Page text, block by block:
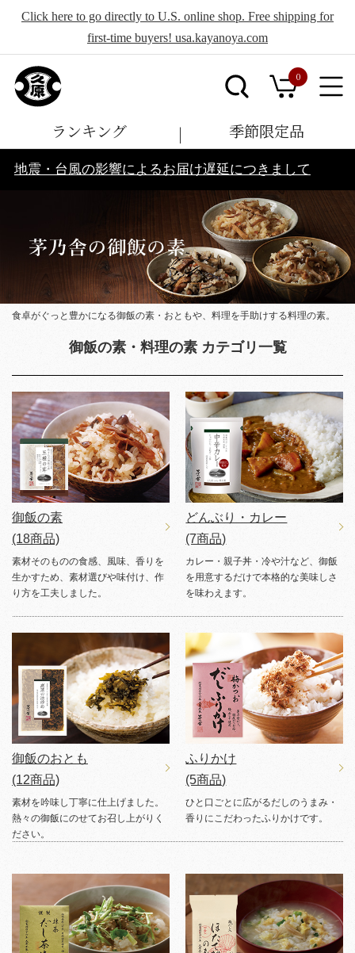
Click here to go directly to U.S. online shop. Free shipping for
first-time buyers! usa.kayanoya.com
0
ランキング 季節限定品
地震・台風の影響によるお届け遅延につきまして
食卓がぐっと豊かになる御飯の素・おともや、料理を手助けする料理の素。
御飯の素・料理の素 カテゴリ一覧
御飯の素
(18商品)
素材そのものの食感、風味、香りを
生かすため、素材選びや味付け、作
り方を工夫しました。
どんぶり・カレー
(7商品)
カレー・親子丼・冷や汁など、御飯
を用意するだけで本格的な美味しさ
を味わえます。
御飯のおとも
(12商品)
素材を吟味し丁寧に仕上げました。
熱々の御飯にのせてお召し上がりく
ださい。
ふりかけ
(5商品)
ひと口ごとに広がるだしのうまみ・
香りにこだわったふりかけです。